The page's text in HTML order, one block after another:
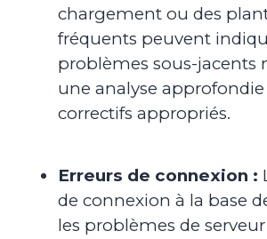
chargement ou des
fréquents peuvent
problèmes sous-jacents
une analyse approfondie
correctifs appropriés.
Erreurs de connexion :
de connexion à la base
les problèmes de